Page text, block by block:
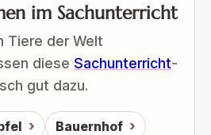
im Sachunterricht
Tiere der Welt
diese Sachunterricht-
gut dazu.
Bauernhof